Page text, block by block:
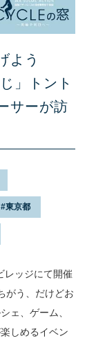
よう
」トント
サーが訪
東京都
レッジにて開催
がう、だけどお
ェ、ゲーム、
しめるイベン